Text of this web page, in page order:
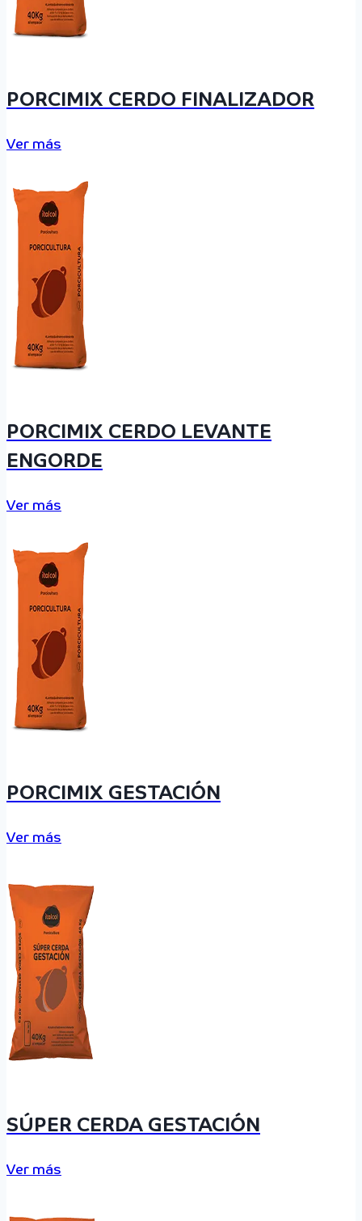
PORCIMIX CERDO FINALIZADOR
Ver más
PORCIMIX CERDO LEVANTE
ENGORDE
Ver más
PORCIMIX GESTACIÓN
Ver más
SÚPER CERDA GESTACIÓN
Ver más